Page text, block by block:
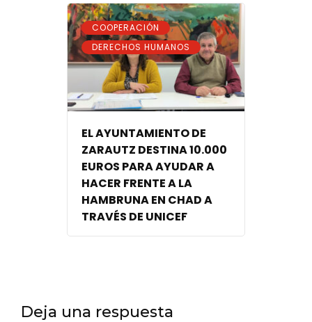
COOPERACIÓN ,
DERECHOS HUMANOS
EL AYUNTAMIENTO DE
ZARAUTZ DESTINA 10.000
EUROS PARA AYUDAR A
HACER FRENTE A LA
HAMBRUNA EN CHAD A
TRAVÉS DE UNICEF
Deja una respuesta